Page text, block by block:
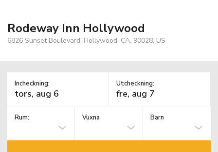
Rodeway Inn Hollywood
6826 Sunset Boulevard, Hollywood, CA, 90028, US
Incheckning: Utcheckning:
Rum: Vuxna Barn